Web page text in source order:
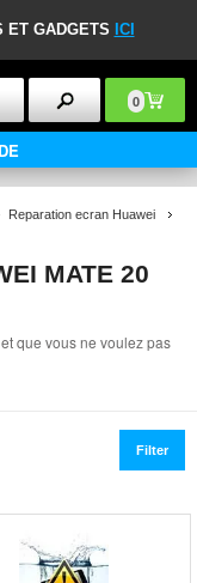
ET GADGETS ICI
0
Reparation ecran Huawei
MATE 20
et que vous ne voulez pas
Filter